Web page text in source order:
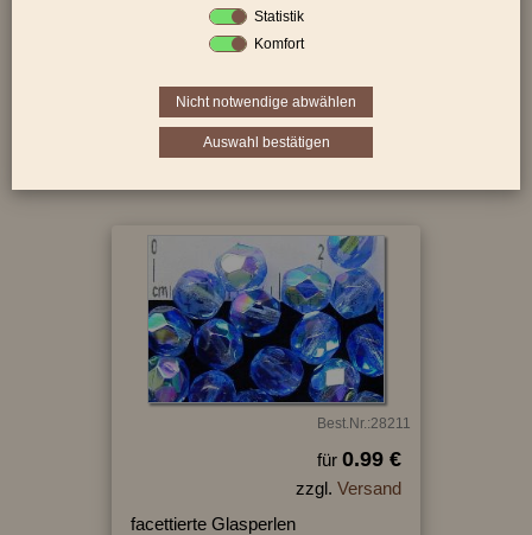
Sie befinden sich in folgender Kategorie:
Best.Nr.:28211
für 0.99 €
zzgl. Versand
facettierte Glasperlen
Statistik
Komfort
Nicht notwendige abwählen
Auswahl bestätigen